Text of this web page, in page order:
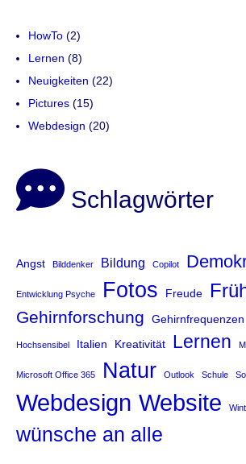
HowTo (2)
Lernen (8)
Neuigkeiten (22)
Pictures (15)
Webdesign (20)
Schlagwörter
Angst Bilddenker Bildung Copilot
Entwicklung Psyche Fotos Freude
Gehirnforschung Gehirnfrequenzen
Hochsensibel Italien Kreativität Lernen
Microsoft Office 365 Natur Outlook Schule
Webdesign Website
wünsche an alle